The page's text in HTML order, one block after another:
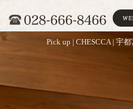
Pick up | CHESCCA | 宇